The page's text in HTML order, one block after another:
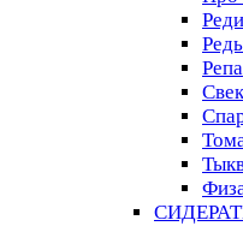
Репа